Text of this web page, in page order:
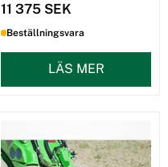
11 375 SEK
Beställningsvara
LÄS MER